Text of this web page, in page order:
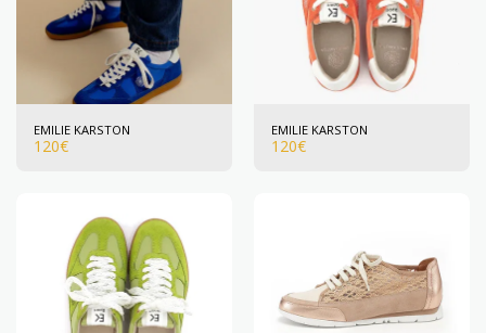
EMILIE KARSTON
120€
EMILIE KARSTON
120€